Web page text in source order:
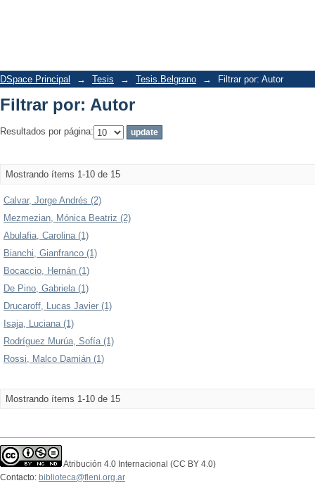
DSpace Principal → Tesis → Tesis.Belgrano → Filtrar por: Autor
Filtrar por: Autor
Resultados por página:
Mostrando ítems 1-10 de 15
Calvar, Jorge Andrés (2)
Mezmezian, Mónica Beatriz (2)
Abulafia, Carolina (1)
Bianchi, Gianfranco (1)
Bocaccio, Hernán (1)
De Pino, Gabriela (1)
Drucaroff, Lucas Javier (1)
Isaja, Luciana (1)
Rodríguez Murúa, Sofía (1)
Rossi, Malco Damián (1)
Mostrando ítems 1-10 de 15
Atribución 4.0 Internacional (CC BY 4.0)
Contacto: biblioteca@fleni.org.ar